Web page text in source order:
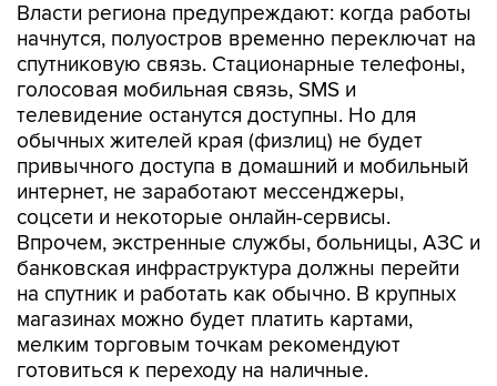
Власти региона предупреждают: когда работы
начнутся, полуостров временно переключат на
спутниковую связь. Стационарные телефоны,
голосовая мобильная связь, SMS и
телевидение останутся доступны. Но для
обычных жителей края (физлиц) не будет
привычного доступа в домашний и мобильный
интернет, не заработают мессенджеры,
соцсети и некоторые онлайн-сервисы.
Впрочем, экстренные службы, больницы, АЗС и
банковская инфраструктура должны перейти
на спутник и работать как обычно. В крупных
магазинах можно будет платить картами,
мелким торговым точкам рекомендуют
готовиться к переходу на наличные.